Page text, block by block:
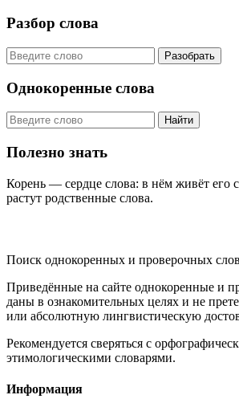
Разбор слова
Разобрать
Однокоренные слова
Найти
Полезно знать
Корень — сердце слова: в нём живёт его
растут родственные слова.
Поиск однокоренных и проверочных слов
Приведённые на сайте однокоренные и
даны в ознакомительных целях и не
или абсолютную лингвистическую
Рекомендуется сверяться с
этимологическими словарями.
Информация